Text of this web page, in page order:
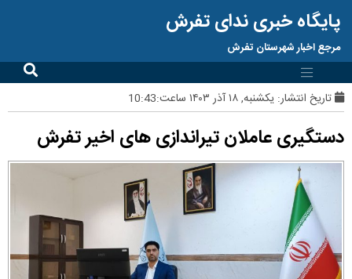
پایگاه خبری ندای تفرش
مرجع اخبار شهرستان تفرش
تاریخ انتشار: یکشنبه, ۱۸ آذر ۱۴۰۳ ساعت:10:43
دستگیری عاملان تیراندازی های اخیر تفرش